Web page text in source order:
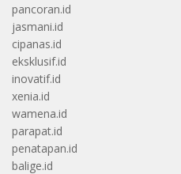
pancoran.id
jasmani.id
cipanas.id
eksklusif.id
inovatif.id
xenia.id
wamena.id
parapat.id
penatapan.id
balige.id